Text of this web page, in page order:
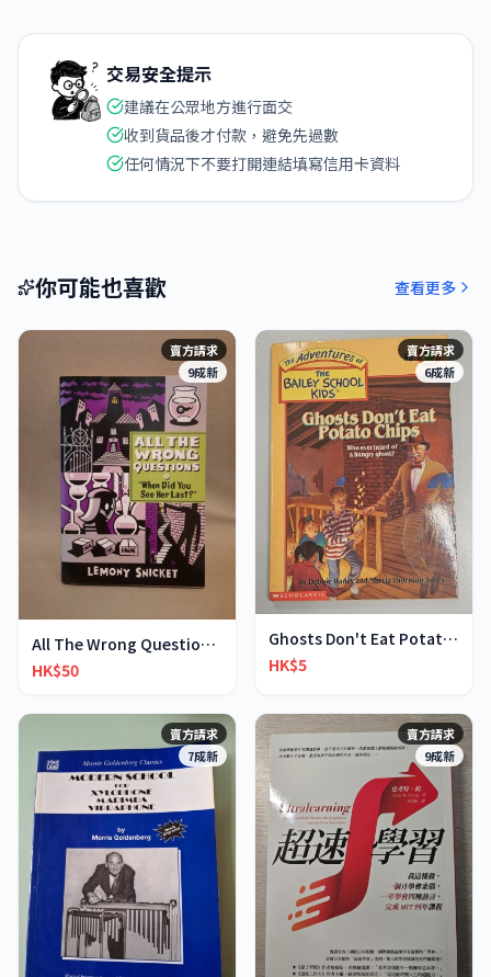
交易安全提示
建議在公眾地方進行面交
收到貨品後才付款，避免先過數
任何情況下不要打開連結填寫信用卡資料
你可能也喜歡 查看更多
賣方請求
9成新
All The Wrong Questions 2: "When Did You See Her L
HK$50
賣方請求
6成新
Ghosts Don't Eat Potato Chips
HK$5
賣方請求
7成新
賣方請求
9成新